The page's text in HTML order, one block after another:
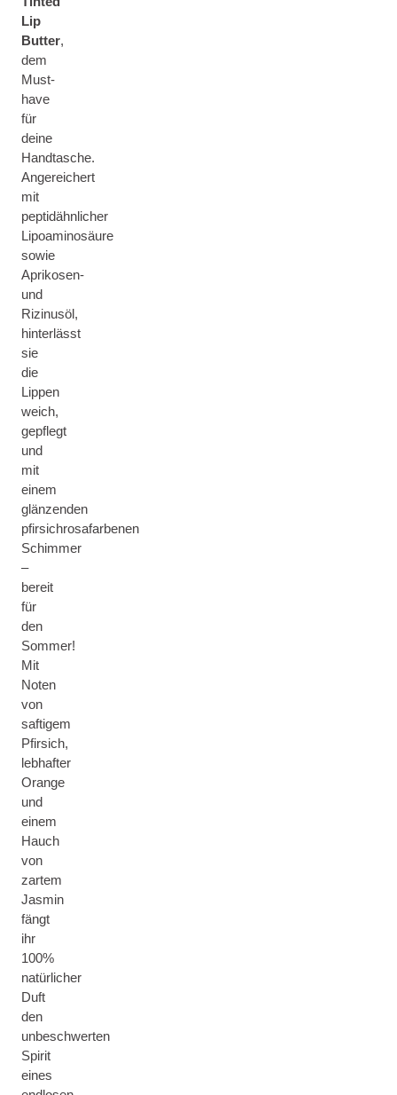
Lip
Butter,
dem
Must-
have
für
deine
Handtasche.
Angereichert
mit
peptidähnlicher
Lipoaminosäure
sowie
Aprikosen-
und
Rizinusöl,
hinterlässt
sie
die
Lippen
weich,
gepflegt
und
mit
einem
glänzenden
pfirsichrosafarbenen
Schimmer
–
bereit
für
den
Sommer!
Mit
Noten
von
saftigem
Pfirsich,
lebhafter
Orange
und
einem
Hauch
von
zartem
Jasmin
fängt
ihr
100%
natürlicher
Duft
den
unbeschwerten
Spirit
eines